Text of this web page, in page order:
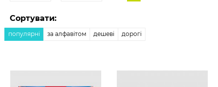
Сортувати:
популярні за алфавітом дешеві дорогі